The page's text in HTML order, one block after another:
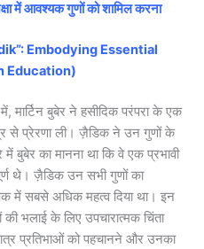
में आवश्यक गुणों को शामिल करना
Embodying Essential
Education)
मार्टिन बुबेर ने हसीदिक परंपरा के एक
से प्रेरणा ली। ज़ैडिक ने उन गुणों के
बुबेर का मानना था कि वे एक प्रभावी
थे। ज़ैडिक उन सभी गुणों का
में सबसे अधिक महत्व दिया था। इन
की भलाई के लिए उपचारात्मक चिंता
प्रतिभाओं को पहचानने और उनका